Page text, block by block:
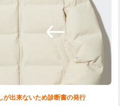
が出来ないため診断書の発行